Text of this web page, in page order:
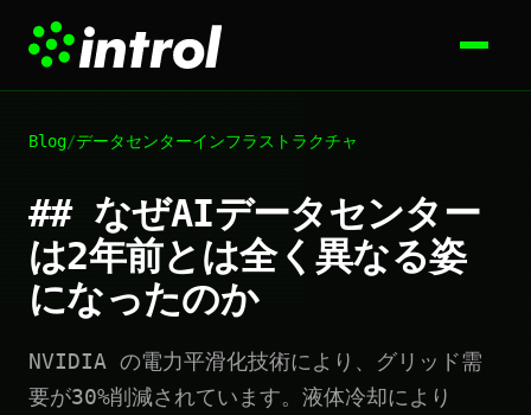
Blog/データセンターインフラストラクチャ
## なぜAIデータセンター
は2年前とは全く異なる姿
になったのか
NVIDIA の電力平滑化技術により、グリッド需
要が30%削減されています。液体冷却により